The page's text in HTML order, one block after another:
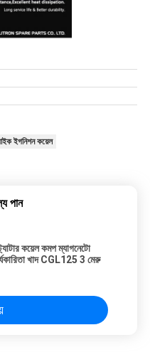
ইগনিশন কয়েল
পান
কয়েল কমপ ম্যাগনেটো
খাদ CGL125 3 মেরু